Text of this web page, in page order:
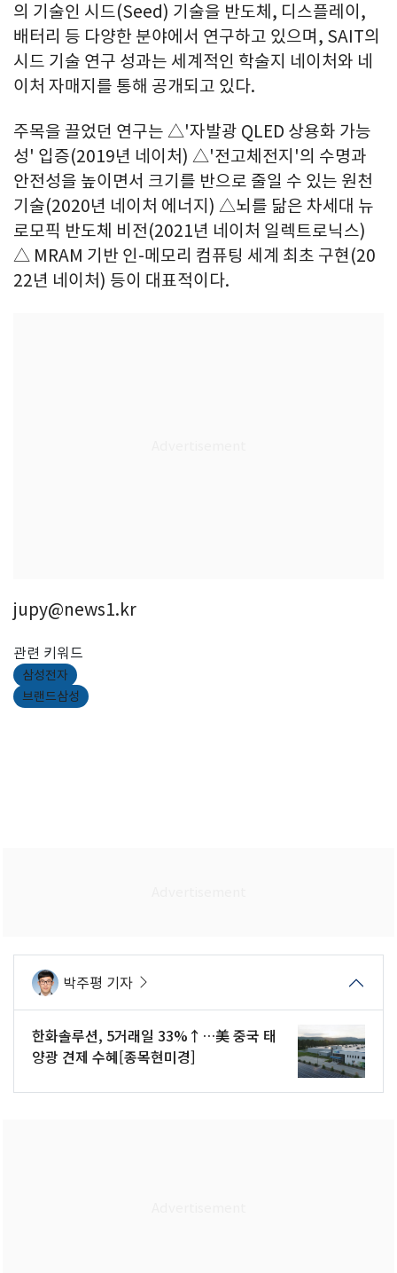
의 기술인 시드(Seed) 기술을 반도체, 디스플레이,
배터리 등 다양한 분야에서 연구하고 있으며, SAIT의
시드 기술 연구 성과는 세계적인 학술지 네이처와 네
이처 자매지를 통해 공개되고 있다.
주목을 끌었던 연구는 △'자발광 QLED 상용화 가능
성' 입증(2019년 네이처) △'전고체전지'의 수명과
안전성을 높이면서 크기를 반으로 줄일 수 있는 원천
기술(2020년 네이처 에너지) △뇌를 닮은 차세대 뉴
로모픽 반도체 비전(2021년 네이처 일렉트로닉스)
△ MRAM 기반 인-메모리 컴퓨팅 세계 최초 구현(20
22년 네이처) 등이 대표적이다.
jupy@news1.kr
관련 키워드
삼성전자
브랜드삼성
박주평 기자
한화솔루션, 5거래일 33%↑…美 중국 태
양광 견제 수혜[종목현미경]